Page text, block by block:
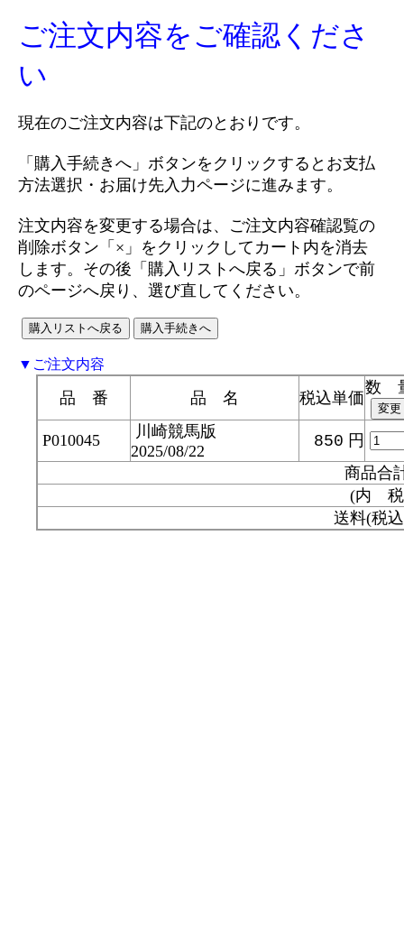
ご注文内容をご確認くださ
い
現在のご注文内容は下記のとおりです。
「購入手続きへ」ボタンをクリックするとお支払
方法選択・お届け先入力ページに進みます。
注文内容を変更する場合は、ご注文内容確認覧の
削除ボタン「×」をクリックしてカート内を消去
します。その後「購入リストへ戻る」ボタンで前
のページへ戻り、選び直してください。
▼ご注文内容
品 番 品 名 税込単価
数
P010045
川崎競馬版
2025/08/22
850 円
商品合
(内
送料(税